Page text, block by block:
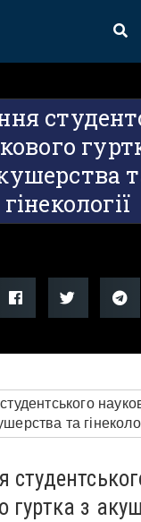
гінекології
гуртка з